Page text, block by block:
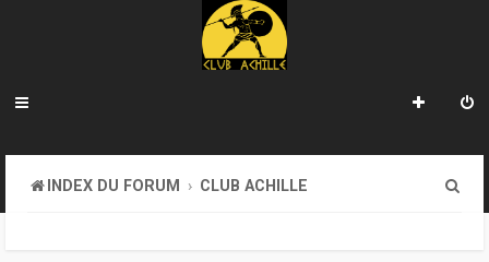
INDEX DU FORUM CLUB ACHILLE